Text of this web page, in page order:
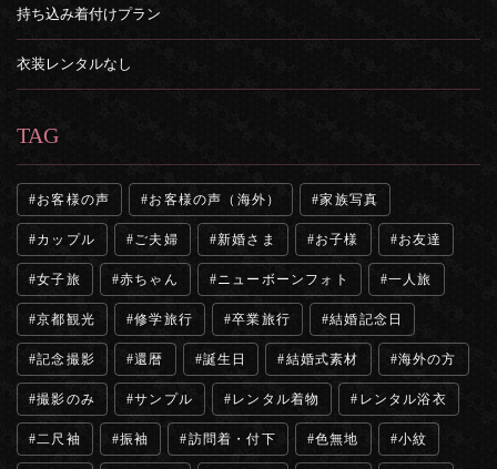
持ち込み着付けプラン
衣装レンタルなし
TAG
お客様の声 お客様の声（海外） 家族写真
カップル ご夫婦 新婚さま お子様 お友達
女子旅 赤ちゃん ニューボーンフォト 一人旅
京都観光 修学旅行 卒業旅行 結婚記念日
記念撮影 還暦 誕生日 結婚式素材 海外の方
撮影のみ サンプル レンタル着物 レンタル浴衣
二尺袖 振袖 訪問着・付下 色無地 小紋